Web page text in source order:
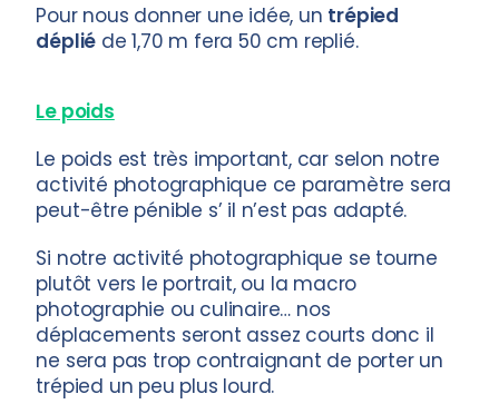
Pour nous donner une idée, un trépied
déplié de 1,70 m fera 50 cm replié.
Le poids
Le poids est très important, car selon notre
activité photographique ce paramètre sera
peut-être pénible s’ il n’est pas adapté.
Si notre activité photographique se tourne
plutôt vers le portrait, ou la macro
photographie ou culinaire… nos
déplacements seront assez courts donc il
ne sera pas trop contraignant de porter un
trépied un peu plus lourd.